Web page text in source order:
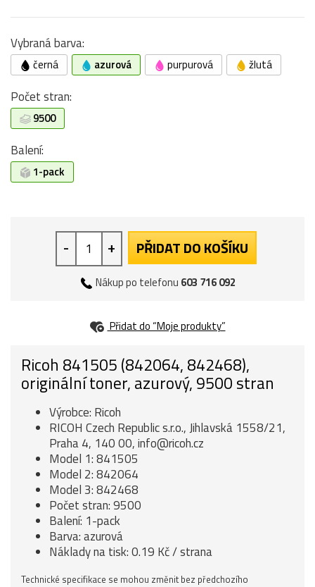
Vybraná barva:
černá azurová purpurová žlutá
Počet stran:
9500
Balení:
1-pack
- + PŘIDAT DO KOŠÍKU
Nákup po telefonu 603 716 092
Přidat do “Moje produkty”
Ricoh 841505 (842064, 842468),
originální toner, azurový, 9500 stran
Výrobce: Ricoh
RICOH Czech Republic s.r.o., Jihlavská 1558/21,
Praha 4, 140 00, info@ricoh.cz
Model 1: 841505
Model 2: 842064
Model 3: 842468
Počet stran: 9500
Balení: 1-pack
Barva: azurová
Náklady na tisk: 0.19 Kč / strana
Technické specifikace se mohou změnit bez předchozího